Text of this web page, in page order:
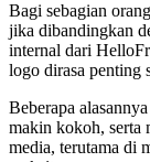
Bagi sebagian
jika dibandingkan
internal dari
logo dirasa penting
Beberapa
makin kokoh, serta
media, terutama di